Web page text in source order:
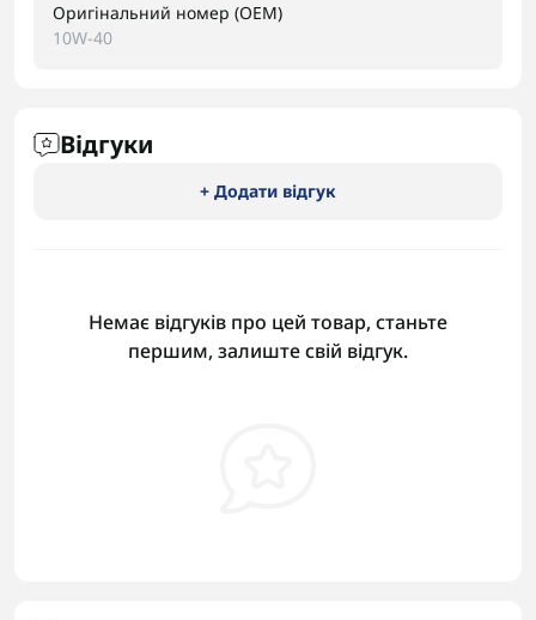
Оригінальний номер (OEM)
10W-40
Відгуки
+ Додати відгук
Немає відгуків про цей товар, станьте
першим, залиште свій відгук.